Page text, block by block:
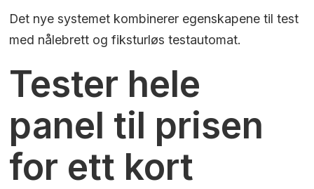
Det nye systemet kombinerer egenskapene til test
med nålebrett og fiksturløs testautomat.
Tester hele
panel til prisen
for ett kort